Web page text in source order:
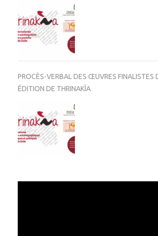
PROCÈS-VERBAL DES ŒUVRES FINALISTES
ÉDITION DE THRINAKÌA